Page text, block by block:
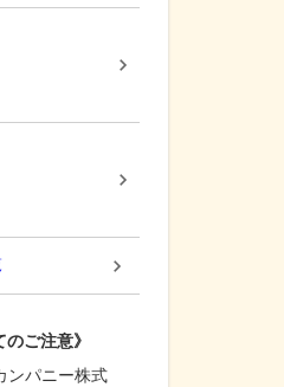
ご注意》
ンパニー株式